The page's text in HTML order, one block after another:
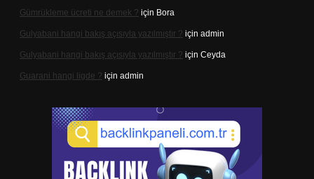
Gümrükleme ücreti ne demek ? için Bora
Gulyabani hangi bakış açısıyla yazılmıştır ? için admin
Gulyabani hangi bakış açısıyla yazılmıştır ? için Ceyda
Guarani hangi ligde ? için admin